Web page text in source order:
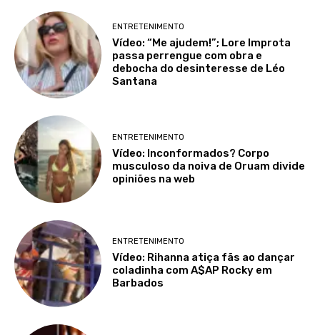
ENTRETENIMENTO
Vídeo: “Me ajudem!”; Lore Improta
passa perrengue com obra e
debocha do desinteresse de Léo
Santana
ENTRETENIMENTO
Vídeo: Inconformados? Corpo
musculoso da noiva de Oruam divide
opiniões na web
ENTRETENIMENTO
Vídeo: Rihanna atiça fãs ao dançar
coladinha com A$AP Rocky em
Barbados